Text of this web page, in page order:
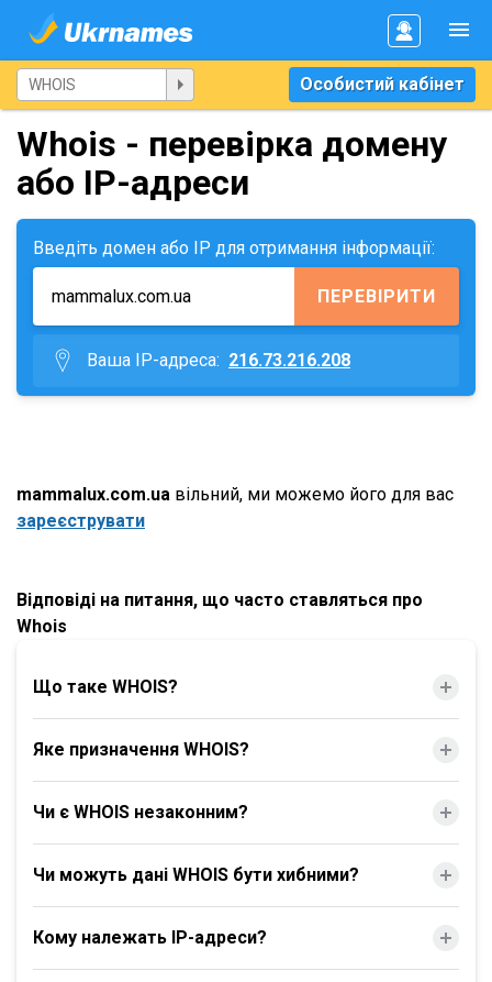
Особистий кабінет
Whois - перевірка домену
або IP-адреси
Введіть домен або IP для отримання інформації:
ПЕРЕВІРИТИ
Ваша IP-адреса: 216.73.216.208
mammalux.com.ua вільний, ми можемо його для вас
зареєструвати
Відповіді на питання, що часто ставляться про
Whois
Що таке WHOIS?
Яке призначення WHOIS?
Чи є WHOIS незаконним?
Чи можуть дані WHOIS бути хибними?
Кому належать IP-адреси?